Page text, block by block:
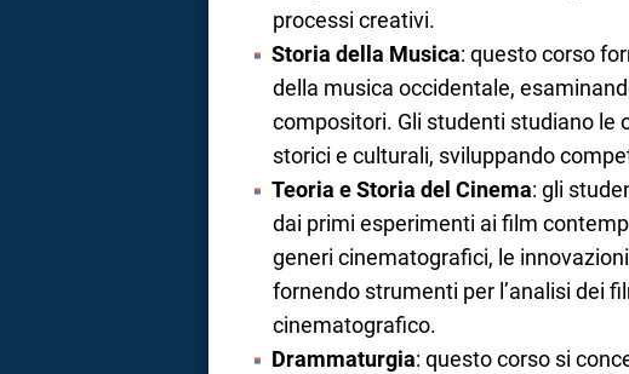
processi creativi.
Storia della Musica: questo corso
della musica occidentale,
compositori. Gli studenti studiano le
storici e culturali, sviluppando
Teoria e Storia del Cinema: gli
dai primi esperimenti ai film
generi cinematografici, le
fornendo strumenti per l’analisi dei
cinematografico.
Drammaturgia: questo corso si